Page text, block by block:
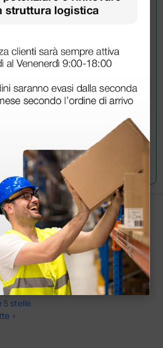
Vuoi ulteriori
ai colleghi che hanno già
la tua domanda
5 stelle.
>